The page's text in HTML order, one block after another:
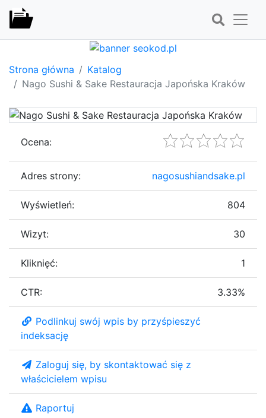
Strona główna
Katalog
Nago Sushi & Sake Restauracja Japońska Kraków
Ocena:
Adres strony: nagosushiandsake.pl
Wyświetleń: 804
Wizyt: 30
Kliknięć: 1
CTR: 3.33%
Podlinkuj swój wpis by przyśpieszyć
indeksację
Zaloguj się, by skontaktować się z
właścicielem wpisu
Raportuj